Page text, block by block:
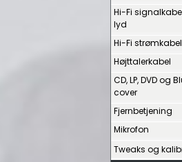
Hi-Fi
lyd
Hi-Fi
Højttalerkabel
CD, LP, DVD og
cover
Fjernbetjening
Mikrofon
Tweaks og